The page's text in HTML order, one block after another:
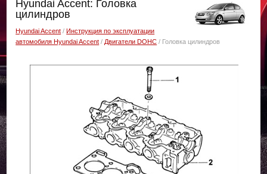
Hyundai Accent: Головка
цилиндров
Hyundai Accent /Инструкция по эксплуатации
автомобиля Hyundai Accent / Двигатели DOHC / Головка цилиндров